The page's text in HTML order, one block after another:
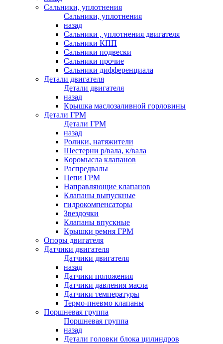
Сальники, уплотнения
Сальники, уплотнения
назад
Сальники , уплотнения двигателя
Сальники КПП
Сальники подвески
Сальники прочие
Сальники дифференциала
Детали двигателя
Детали двигателя
назад
Крышка маслозаливной горловины
Детали ГРМ
Детали ГРМ
назад
Ролики, натяжители
Шестерни р/вала, к/вала
Коромысла клапанов
Распредвалы
Цепи ГРМ
Направляющие клапанов
Клапаны выпускные
гидрокомпенсаторы
Звездочки
Клапаны впускные
Крышки ремня ГРМ
Опоры двигателя
Датчики двигателя
Датчики двигателя
назад
Датчики положения
Датчики давления масла
Датчики температуры
Термо-пневмо клапаны
Поршневая группа
Поршневая группа
назад
Детали головки блока цилиндров